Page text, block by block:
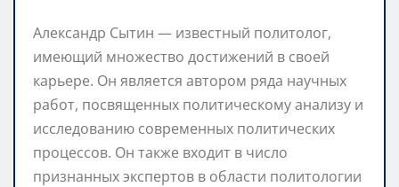
Александр Сытин — известный политолог,
имеющий множество достижений в своей
карьере. Он является автором ряда научных
работ, посвященных политическому анализу и
исследованию современных политических
процессов. Он также входит в число
признанных экспертов в области политологии